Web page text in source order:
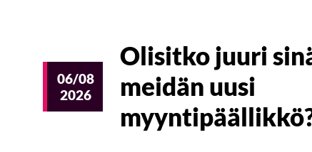
06/08
2026
Olisitko juuri
meidän uusi